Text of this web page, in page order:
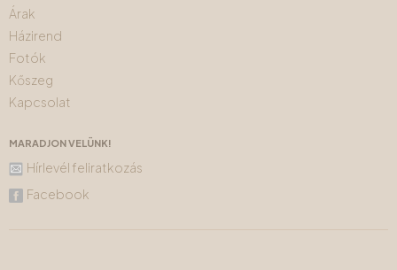
Árak
Házirend
Fotók
Kőszeg
Kapcsolat
MARADJON VELÜNK!
Hírlevél feliratkozás
Facebook